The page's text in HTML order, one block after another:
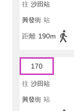
往 沙田站
興發街 站
距離 190m
170
往 沙田站
興發街 站